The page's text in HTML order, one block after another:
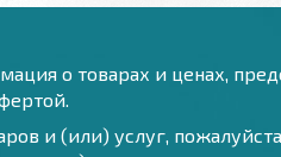
о товарах и ценах,
и (или) услуг,